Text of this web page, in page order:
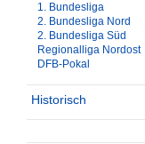
1. Bundesliga
2. Bundesliga Nord
2. Bundesliga Süd
Regionalliga Nordost
DFB-Pokal
Historisch